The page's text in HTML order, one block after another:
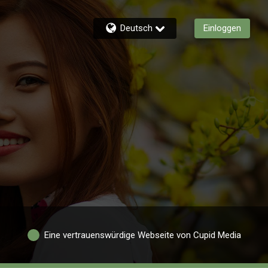
Deutsch Einloggen
Eine vertrauenswürdige Webseite von Cupid Media